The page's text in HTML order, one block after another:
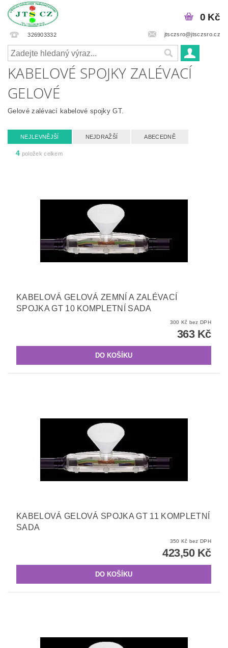
326903332 jtsczsro@jtsczsro.cz
0 Kč
KABELOVÉ SPOJKY ZALÉVACÍ
GELOVÉ
Gelové zalévací kabelové spojky GT.
NEJLEVNĚJŠÍ NEJDRAŽŠÍ ABECEDNĚ
4 položek celkem
KABELOVÁ GELOVÁ ZEMNÍ A ZALÉVACÍ
SPOJKA GT 10 KOMPLETNÍ SADA
300 Kč bez DPH
363 Kč
KABELOVÁ GELOVÁ SPOJKA GT 11 KOMPLETNÍ
SADA
350 Kč bez DPH
423,50 Kč